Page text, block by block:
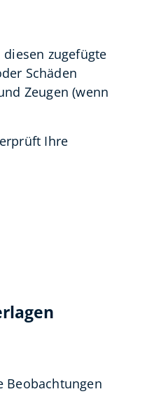
zugefügte
Schäden
Zeugen (wenn
Ihre
Beobachtungen